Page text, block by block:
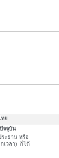
ทย
ปัจจุบัน
ระธาน หรือ
เวลา)
ก็ได้